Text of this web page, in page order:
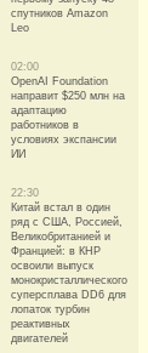
спутников Amazon
Leo
02:00
OpenAI Foundation
направит $250 млн на
адаптацию
работников в
условиях экспансии
ИИ
22:30
Китай встал в один
ряд с США, Россией,
Великобританией и
Францией: в КНР
освоили выпуск
монокристаллического
суперсплава DD6 для
лопаток турбин
реактивных
двигателей